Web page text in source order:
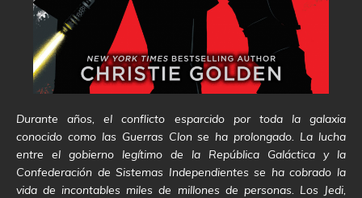
Durante años, el conflicto esparcido por toda la galaxia
conocido como las Guerras Clon se ha prolongado. La lucha
entre el gobierno legítimo de la República Galáctica y la
Confederación de Sistemas Independientes se ha cobrado la
vida de incontables miles de millones de personas. Los Jedi,